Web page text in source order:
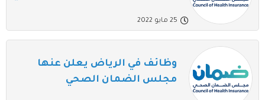
25 مايو 2022
وظائف في الرياض يعلن عنها
مجلس الضمان الصحي